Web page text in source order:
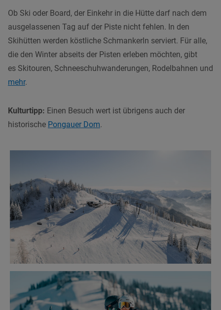
Ob Ski oder Board, der Einkehr in die Hütte darf nach dem
ausgelassenen Tag auf der Piste nicht fehlen. In den
Skihütten werden köstliche Schmankerln serviert. Für alle,
die den Winter abseits der Pisten erleben möchten, gibt
es Skitouren, Schneeschuhwanderungen, Rodelbahnen und
mehr.
Kulturtipp: Einen Besuch wert ist übrigens auch der
historische Pongauer Dom.